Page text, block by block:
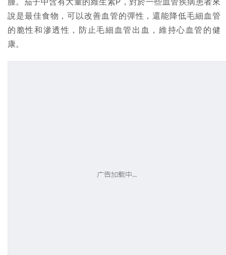
說是最佳食物，可以改善血管的彈性，還能降低毛細血管
的脆性和滲透性，防止毛細血管出血，維持心血管的健
康。